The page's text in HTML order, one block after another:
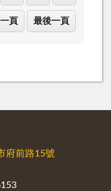
一頁 最後一頁
府前路15號